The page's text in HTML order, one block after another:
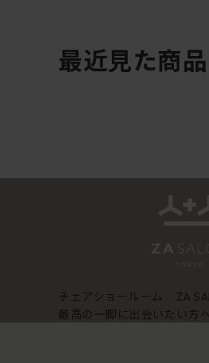
最近見た商品
チェアショールーム ZA
最高の一脚に出会いたい方